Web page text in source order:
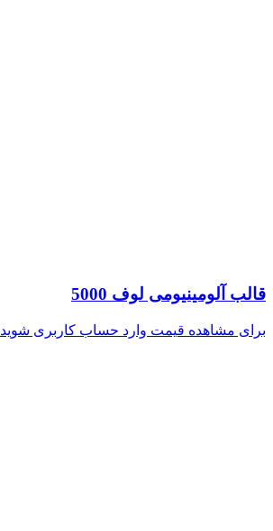
قالب آلومینیومی لوف 5000
برای مشاهده قیمت وارد حساب کاربری شوید